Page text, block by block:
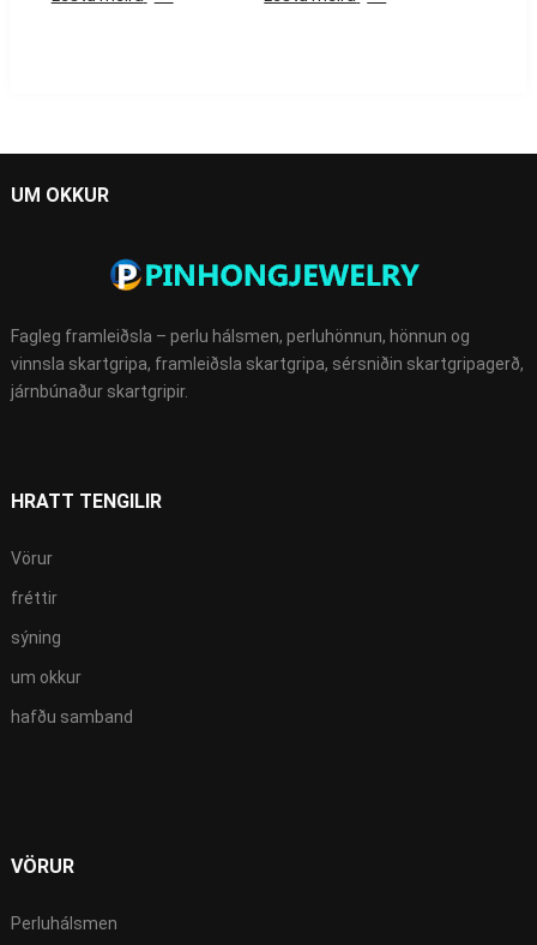
UM OKKUR
Fagleg framleiðsla – perlu hálsmen, perluhönnun, hönnun og
vinnsla skartgripa, framleiðsla skartgripa, sérsniðin skartgripagerð,
járnbúnaður skartgripir.
HRATT TENGILIR
Vörur
fréttir
sýning
um okkur
hafðu samband
VÖRUR
Perluhálsmen